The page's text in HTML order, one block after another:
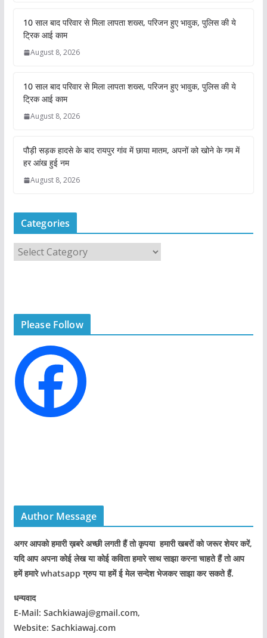
10 साल बाद परिवार से मिला लापता शख्स, परिजन हुए भावुक, पुलिस की ये
ट्रिक आई काम
August 8, 2026
10 साल बाद परिवार से मिला लापता शख्स, परिजन हुए भावुक, पुलिस की ये
ट्रिक आई काम
August 8, 2026
पौड़ी सड़क हादसे के बाद रायपुर गांव में छाया मातम, अपनों को खोने के गम में
हर आंख हुई नम
August 8, 2026
Categories
e
s
Please Follow
Author Message
अगर आपको हमारी ख़बरे अच्छी लगती हैं तो कृपया हमारी खबरों को जरूर शेयर करें,
यदि आप अपना कोई लेख या कोई कविता हमारे साथ साझा करना चाहते हैं तो आप
हमें हमारे whatsapp ग्रुप या हमें ई मेल सन्देश भेजकर साझा कर सकते हैं.
धन्यवाद
E-Mail: Sachkiawaj@gmail.com,
Website: Sachkiawaj.com